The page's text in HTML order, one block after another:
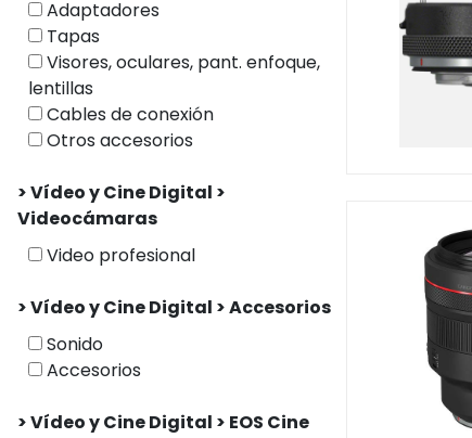
Adaptadores
Tapas
Visores, oculares, pant. enfoque,
lentillas
Cables de conexión
Otros accesorios
> Vídeo y Cine Digital >
Videocámaras
Video profesional
> Vídeo y Cine Digital > Accesorios
Sonido
Accesorios
> Vídeo y Cine Digital > EOS Cine